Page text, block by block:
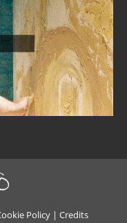
Policy| Credits